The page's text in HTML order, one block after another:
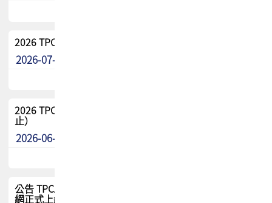
2026 TPCA中南區會員問卷暨7/31交流餐敘報名
2026-07-08
2026 TPCA健康盃保齡球聯誼賽 熱烈報名中（8/3報名截
止）
2026-06-29
公告 TPCA 台灣電路板協會官網將迎來新面貌，7/1 新官
網正式上線！